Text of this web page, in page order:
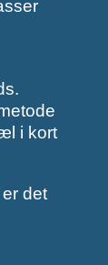
i kort
det